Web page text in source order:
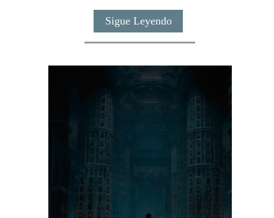
Sigue Leyendo